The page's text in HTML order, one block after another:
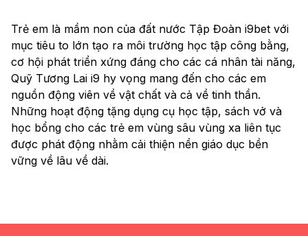
Trẻ em là mầm non của đất nước Tập Đoàn i9bet với
mục tiêu to lớn tạo ra môi trường học tập công bằng,
cơ hội phát triển xứng đáng cho các cá nhân tài năng,
Quỹ Tương Lai i9 hy vọng mang đến cho các em
nguồn động viên về vật chất và cả về tinh thần.
Những hoạt động tặng dụng cụ học tập, sách vở và
học bổng cho các trẻ em vùng sâu vùng xa liên tục
được phát động nhằm cải thiện nền giáo dục bền
vững về lâu về dài.